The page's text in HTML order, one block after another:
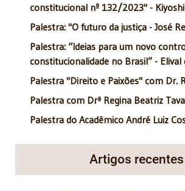
constitucional nº 132/2023" -
Palestra: "O futuro da justiça - José
Palestra: “Ideias para um novo
constitucionalidade no Brasil” - Elival
Palestra "Direito e Paixões" com Dr.
Palestra com Drª Regina Beatriz
Palestra do Acadêmico André Luiz
Artigos recentes